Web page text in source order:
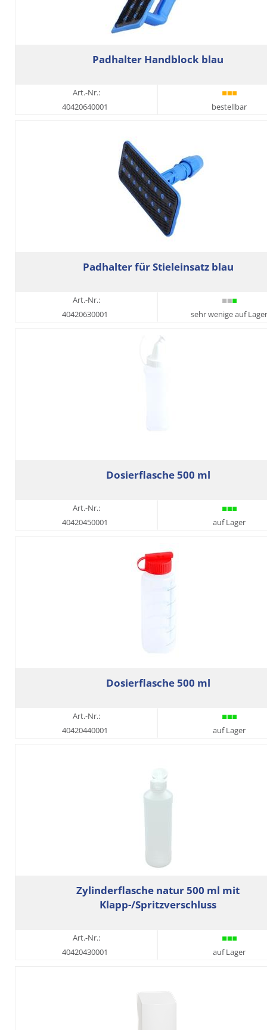
Padhalter Handblock blau
Art.-Nr.:
40420640001
bestellbar
Padhalter für Stieleinsatz blau
Art.-Nr.:
40420630001
sehr wenige auf Lager
Dosierflasche 500 ml
Art.-Nr.:
40420450001
auf Lager
Dosierflasche 500 ml
Art.-Nr.:
40420440001
auf Lager
Zylinderflasche natur 500 ml mit
Klapp-/Spritzverschluss
Art.-Nr.:
40420430001
auf Lager